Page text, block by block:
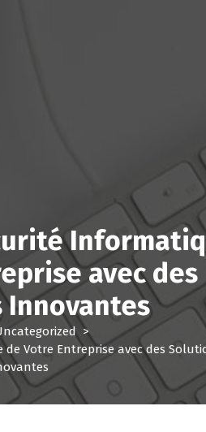
avec des
>
Votre Entreprise avec des